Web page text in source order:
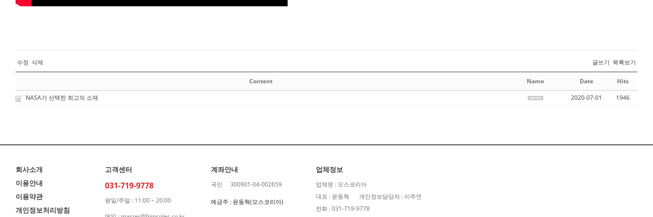
수정 삭제 글쓰기 목록보기
Content Name Date
Hits
NASA가 선택한 최고의 소재
2020-07-01 1946
회사소개
이용안내
이용약관
개인정보처리방침
고객센터
031-719-9778
평일/주말 : 11:00 ~ 20:00
계좌안내
국민 300901-04-002659
예금주 : 윤동혁(모스코리아)
업체정보
업체명 : 모스코리아
대표 : 윤동혁
개인정보담당자 : 이주연
전화 : 031-719-9778